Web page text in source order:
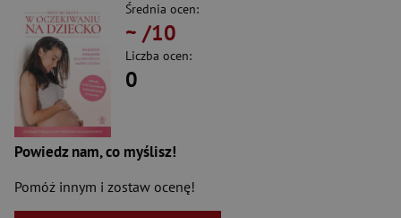
Średnia ocen:
~ /10
Liczba ocen:
0
Powiedz nam, co myślisz!
Pomóż innym i zostaw ocenę!